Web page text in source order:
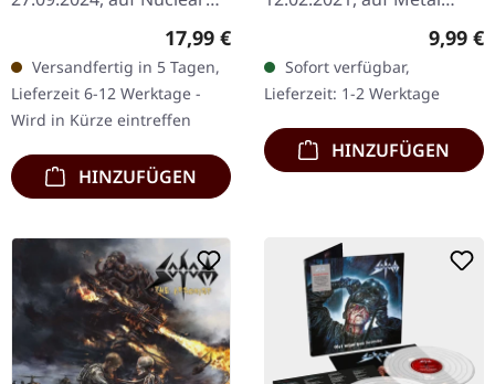
Blast Records. CD im
Jewelcase. Manche Alben
altern einfach nicht.
Kreators "Enemy Of
God"…
Regulärer Preis:
17,99 €
Versandfertig in 5 Tagen,
Lieferzeit 6-12 Werktage -
Wird in Kürze eintreffen
HINZUFÜGEN
Wiederveröffentlichung
Veröffentlicht im Jahr
1990 fängt "The…
9,99 €
Sofort verfügbar,
Lieferzeit: 1-2 Werktage
HINZUFÜGEN